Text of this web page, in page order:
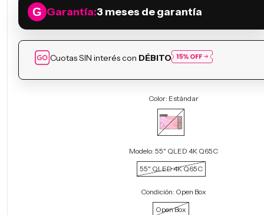
Garantía:3 meses de garantía
Cuotas SIN interés con DÉBITO
Color: Estándar
Modelo: 55" QLED 4K Q65C
55" QLED 4K Q65C
Condición: Open Box
Open Box